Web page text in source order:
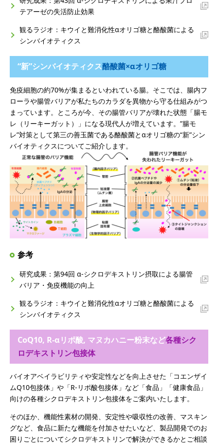
テアーゼの失活防止効果
観るラジオ：キウイと難消化性αオリゴ糖と酪酸菌による
シンバイオティクス
“新”シンバイオティクス酪酸菌×αオリゴ糖
免疫細胞の約70%が集まるといわれている腸。そこでは、腸内フ
ローラや腸管バリアが私たちのカラダを異物から守る仕組みがつ
まっています。ところが今、その腸管バリアが壊れた状態「腸モ
レ（リーキーガット）」になる現代人が増えています。”腸モ
レ”対策として第三の善玉菌である酪酸菌とαオリゴ糖の“新”シン
バイオティクスについてご紹介します。
参考
研究成果：第94回 α-シクロデキストリン摂取による腸管
バリア・免疫機能の向上
観るラジオ：キウイと難消化性αオリゴ糖と酪酸菌による
シンバイオティクス
CoQ10, R-αリポ酸, マヌカハニー粉末など各種シク
ロデキストリン包接体
バイオアベイラビリティや安定性などを向上させた「コエンザイ
ムQ10包接体」や「R-リポ酸包接体」など「食品」「健康食品」
向けの各種シクロデキストリン包接体をご案内いたします。
そのほか、機能性素材の開発、安定性や吸収性の改善、マスキン
グなど、食品に新たな機能を付加させたいなど、製品開発でのお
困りごとについてシクロデキストリンで解決ができるかとご相談